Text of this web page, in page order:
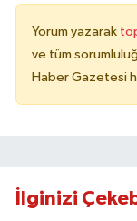
Yorum yazarak
ve tüm
Haber Gazetesi
İlginizi